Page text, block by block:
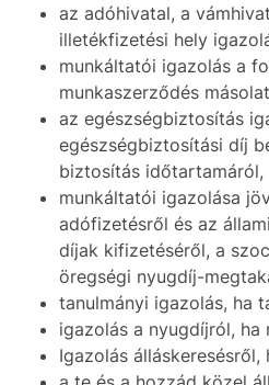
az adóhivatal, a
illetékfizetési hely
munkáltatói igazolás a
munkaszerződés
az egészségbiztosítás
egészségbiztosítási díj
biztosítás időtartamáról,
munkáltatói igazolása
adófizetésről és az
díjak kifizetéséről, a
öregségi nyugdíj-
tanulmányi igazolás, ha
igazolás a nyugdíjról, ha
Igazolás álláskeresésről,